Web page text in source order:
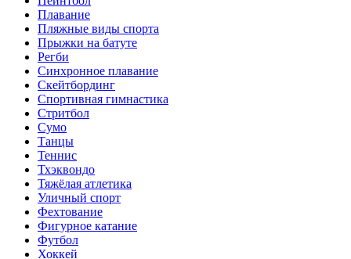
Плавание
Пляжные виды спорта
Прыжки на батуте
Регби
Синхронное плавание
Скейтбординг
Спортивная гимнастика
Стритбол
Сумо
Танцы
Теннис
Тхэквондо
Тяжёлая атлетика
Уличный спорт
Фехтование
Фигурное катание
Футбол
Хоккей